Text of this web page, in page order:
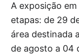
A exposição
etapas: de 29
área destinada
de agosto a 04